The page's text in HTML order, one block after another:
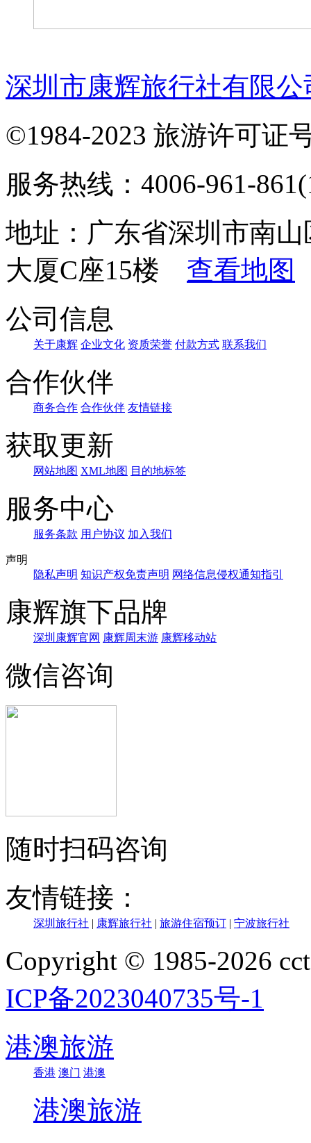
深圳市康辉旅行社有限
©1984-2023 旅游许可证
服务热线：4006-961-
地址：广东省深圳市南
大厦C座15楼 查看地图
公司信息
关于康辉 企业文化 资质荣誉 付款方式 联系我们
合作伙伴
商务合作 合作伙伴 友情链接
获取更新
网站地图 XML地图 目的地标签
服务中心
服务条款 用户协议 加入我们
声明
隐私声明 知识产权免责声明 网络信息侵权通知指引
康辉旗下品牌
深圳康辉官网 康辉周末游 康辉移动站
微信咨询
随时扫码咨询
友情链接：
深圳旅行社 | 康辉旅行社 | 旅游住宿预订 | 宁波旅行社
Copyright © 1985-2026
ICP备2023040735号-1
港澳旅游
香港 澳门 港澳
港澳旅游